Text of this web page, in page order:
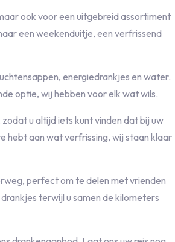
ook voor een uitgebreid assortiment
een weekenduitje, een verfrissend
energiedrankjes en water.
optie, wij hebben voor elk wat wils.
u altijd iets kunt vinden dat bij uw
hebt aan wat verfrissing, wij staan klaar
perfect om te delen met vrienden
terwijl u samen de kilometers